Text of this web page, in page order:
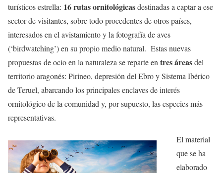
turísticos estrella: 16 rutas ornitológicasdestinadas a captar a ese
sector de visitantes, sobre todo procedentes de otros países,
interesados en el avistamiento y la fotografía de aves
(‘birdwatching’) en su propio medio natural. Estas nuevas
propuestas de ocio en la naturaleza se reparte en tres áreasdel
territorio aragonés: Pirineo, depresión del Ebro y Sistema Ibérico
de Teruel, abarcando los principales enclaves de interés
ornitológico de la comunidad y, por supuesto, las especies más
representativas.
El material
que se ha
elaborado